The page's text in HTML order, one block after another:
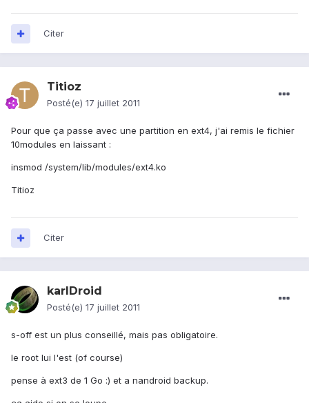
Citer
Titioz
Posté(e) 17 juillet 2011
Pour que ça passe avec une partition en ext4, j'ai remis le fichier
10modules en laissant :
insmod /system/lib/modules/ext4.ko
Titioz
Citer
karlDroid
Posté(e) 17 juillet 2011
s-off est un plus conseillé, mais pas obligatoire.
le root lui l'est (of course)
pense à ext3 de 1 Go :) et a nandroid backup.